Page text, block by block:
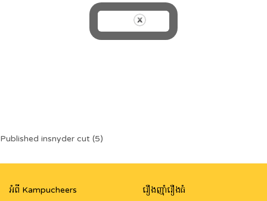
Post
navigation
Published insnyder cut (5)
អំពី Kampucheers
រឿងញ៉ាំរឿងធំ